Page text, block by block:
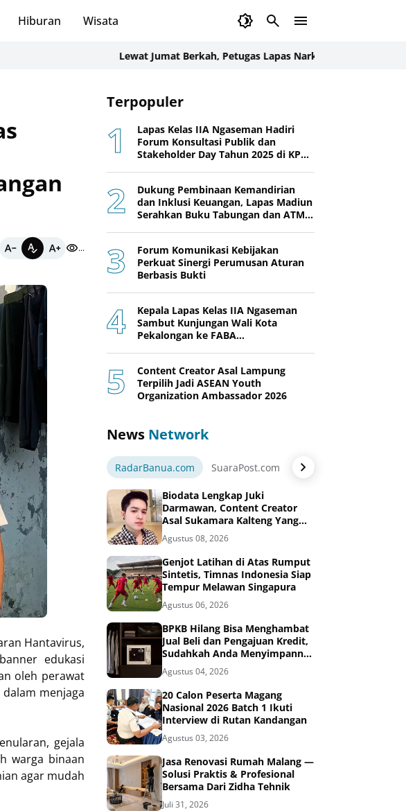
Hiburan Wisata
Lewat Jumat Berkah, Petugas Lapas Narkotika Karang Intan
...
Hantavirus,
edukasi
oleh perawat
menjaga
gejala
warga binaan
agar mudah
Terpopuler
Lapas Kelas IIA Ngaseman Hadiri
Forum Konsultasi Publik dan
Stakeholder Day Tahun 2025 di KPPN
Dukung Pembinaan Kemandirian
dan Inklusi Keuangan, Lapas Madiun
Serahkan Buku Tabungan dan ATM
Forum Komunikasi Kebijakan
Perkuat Sinergi Perumusan Aturan
Berbasis Bukti
Kepala Lapas Kelas IIA Ngaseman
Sambut Kunjungan Wali Kota
Pekalongan ke FABA
Content Creator Asal Lampung
Terpilih Jadi ASEAN Youth
Organization Ambassador 2026
News Network
RadarBanua.com SuaraPost.com NarasiNews.com
Biodata Lengkap Juki
Darmawan, Content Creator
Asal Sukamara Kalteng Yang
Sukses Dari Konten Tiktok,
Instagram dan Facebook
Agustus 08, 2026
Genjot Latihan di Atas Rumput
Sintetis, Timnas Indonesia Siap
Tempur Melawan Singapura
Agustus 06, 2026
BPKB Hilang Bisa Menghambat
Jual Beli dan Pengajuan Kredit,
Sudahkah Anda Menyimpannya
di Brankas BPKB?
Agustus 04, 2026
20 Calon Peserta Magang
Nasional 2026 Batch 1 Ikuti
Interview di Rutan Kandangan
Agustus 03, 2026
Jasa Renovasi Rumah Malang —
Solusi Praktis & Profesional
Bersama Dari Zidha Tehnik
Juli 31, 2026